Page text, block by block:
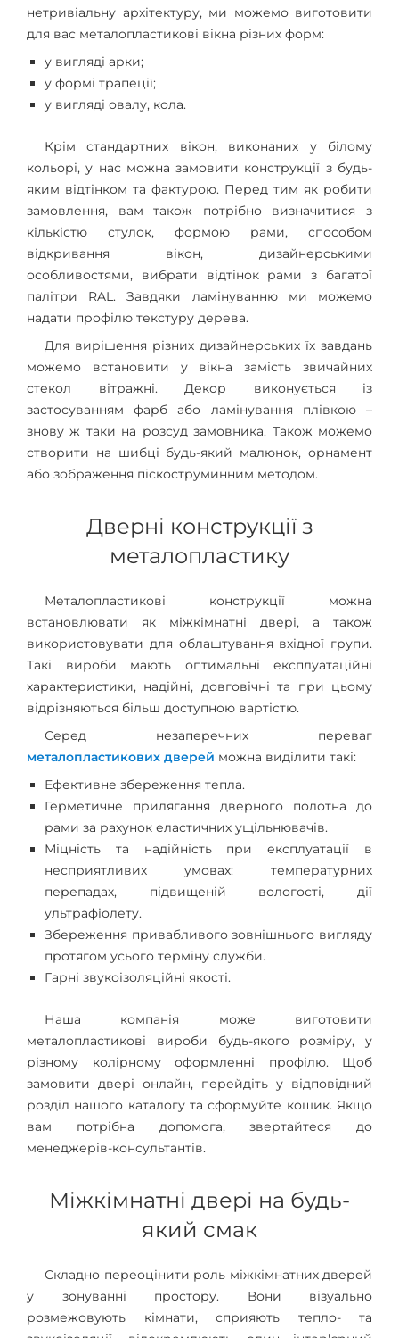
нетривіальну архітектуру, ми можемо виготовити
для вас металопластикові вікна різних форм:
у вигляді арки;
у формі трапеції;
у вигляді овалу, кола.
Крім стандартних вікон, виконаних у білому
кольорі, у нас можна замовити конструкції з будь-
яким відтінком та фактурою. Перед тим як робити
замовлення, вам також потрібно визначитися з
кількістю стулок, формою рами, способом
відкривання вікон, дизайнерськими
особливостями, вибрати відтінок рами з багатої
палітри RAL. Завдяки ламінуванню ми можемо
надати профілю текстуру дерева.
Для вирішення різних дизайнерських їх завдань
можемо встановити у вікна замість звичайних
стекол вітражні. Декор виконується із
застосуванням фарб або ламінування плівкою –
знову ж таки на розсуд замовника. Також можемо
створити на шибці будь-який малюнок, орнамент
або зображення піскоструминним методом.
Дверні конструкції з
металопластику
Металопластикові конструкції можна
встановлювати як міжкімнатні двері, а також
використовувати для облаштування вхідної групи.
Такі вироби мають оптимальні експлуатаційні
характеристики, надійні, довговічні та при цьому
відрізняються більш доступною вартістю.
Серед незаперечних переваг
металопластикових дверей можна виділити такі:
Ефективне збереження тепла.
Герметичне прилягання дверного полотна до
рами за рахунок еластичних ущільнювачів.
Міцність та надійність при експлуатації в
несприятливих умовах: температурних
перепадах, підвищеній вологості, дії
ультрафіолету.
Збереження привабливого зовнішнього вигляду
протягом усього терміну служби.
Гарні звукоізоляційні якості.
Наша компанія може виготовити
металопластикові вироби будь-якого розміру, у
різному колірному оформленні профілю. Щоб
замовити двері онлайн, перейдіть у відповідний
розділ нашого каталогу та сформуйте кошик. Якщо
вам потрібна допомога, звертайтеся до
менеджерів-консультантів.
Міжкімнатні двері на будь-
який смак
Складно переоцінити роль міжкімнатних дверей
у зонуванні простору. Вони візуально
розмежовують кімнати, сприяють тепло- та